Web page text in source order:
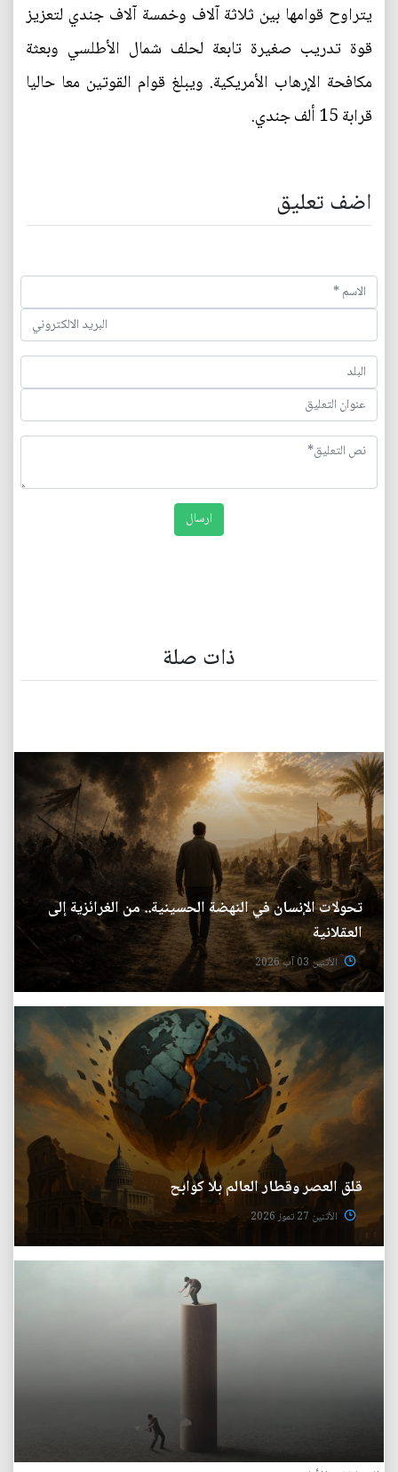
يتراوح قوامها بين ثلاثة آلاف وخمسة آلاف جندي لتعزيز
قوة تدريب صغيرة تابعة لحلف شمال الأطلسي وبعثة
مكافحة الإرهاب الأمريكية. ويبلغ قوام القوتين معا حاليا
قرابة 15 ألف جندي.
اضف تعليق
ذات صلة
تحولات الإنسان في النهضة الحسينية.. من الغرائزية إلى
العقلانية
الأثنين 03 آب 2026
قلق العصر وقطار العالم بلا كوابح
الأثنين 27 تموز 2026